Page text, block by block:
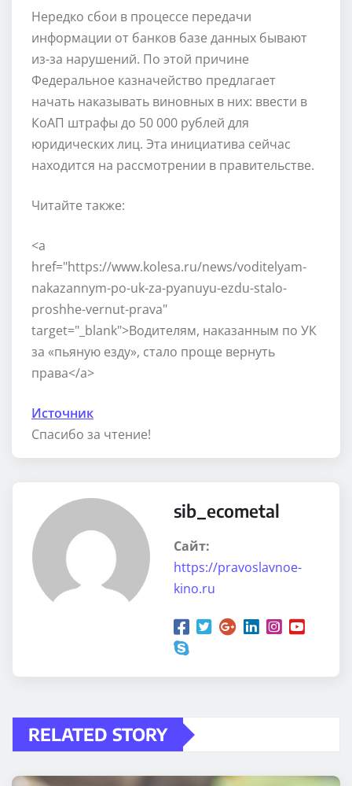
Нередко сбои в процессе передачи
информации от банков базе данных бывают
из-за нарушений. По этой причине
Федеральное казначейство предлагает
начать наказывать виновных в них: ввести в
КоАП штрафы до 50 000 рублей для
юридических лиц. Эта инициатива сейчас
находится на рассмотрении в правительстве.
Читайте также:
<a
href="https://www.kolesa.ru/news/voditelyam-
nakazannym-po-uk-za-pyanuyu-ezdu-stalo-
proshhe-vernut-prava"
target="_blank">Водителям, наказанным по УК
за «пьяную езду», стало проще вернуть
права</a>
Источник
Спасибо за чтение!
sib_ecometal
Сайт:
https://pravoslavnoe-
kino.ru
RELATED STORY